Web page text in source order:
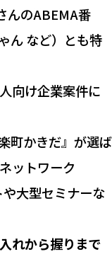
んのABEMA番
ん など）とも特
向け企業案件に
大型セミナーな
れから握りまで